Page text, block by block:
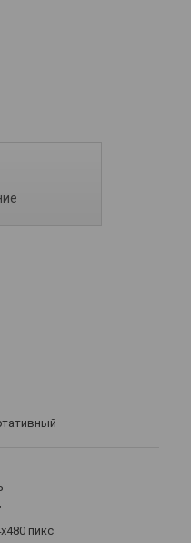
пикс